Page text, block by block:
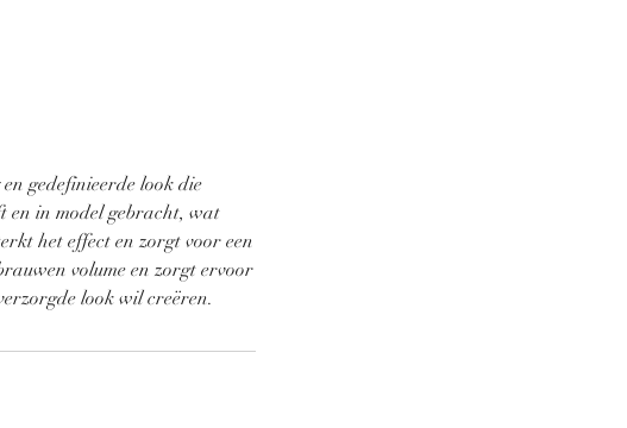
gedefinieerde look die
en in model gebracht, wat
het effect en zorgt voor een
volume en zorgt ervoor
look wil creëren.